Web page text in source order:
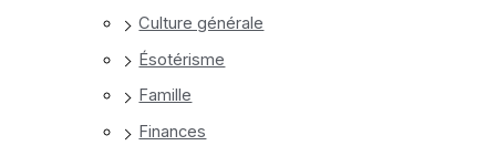
Culture générale
Ésotérisme
Famille
Finances